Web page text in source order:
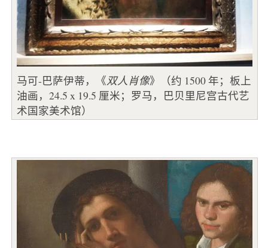
马可-巴萨伊蒂，《双人肖像》（约 1500 年；板上
油画，24.5 x 19.5 厘米；罗马，巴贝里尼宫古代艺
术国家美术馆）